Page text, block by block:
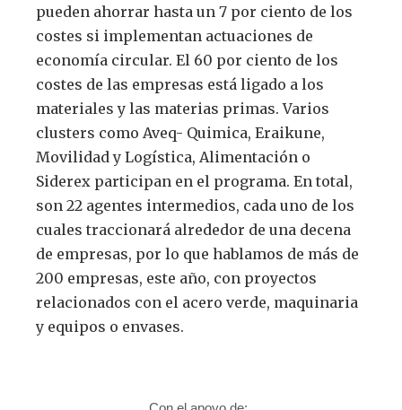
pueden ahorrar hasta un 7 por ciento de los
costes si implementan actuaciones de
economía circular. El 60 por ciento de los
costes de las empresas está ligado a los
materiales y las materias primas. Varios
clusters como Aveq- Quimica, Eraikune,
Movilidad y Logística, Alimentación o
Siderex participan en el programa. En total,
son 22 agentes intermedios, cada uno de los
cuales traccionará alrededor de una decena
de empresas, por lo que hablamos de más de
200 empresas, este año, con proyectos
relacionados con el acero verde, maquinaria
y equipos o envases.